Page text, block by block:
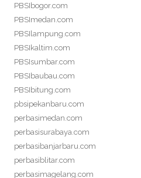
PBSIbogor.com
PBSImedan.com
PBSIlampung.com
PBSIkaltim.com
PBSIsumbar.com
PBSIbaubau.com
PBSIbitung.com
pbsipekanbaru.com
perbasimedan.com
perbasisurabaya.com
perbasibanjarbaru.com
perbasiblitar.com
perbasimagelang.com